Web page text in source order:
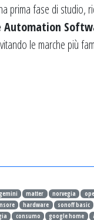
prima fase di studio,
Automation
le marche più
gemini matter norvegia
hardware sonoff basic
consumo google home